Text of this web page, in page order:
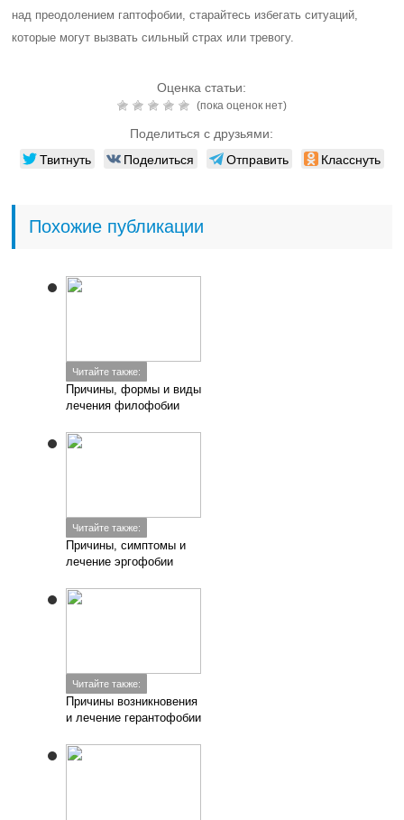
над преодолением гаптофобии, старайтесь избегать ситуаций,
которые могут вызвать сильный страх или тревогу.
Оценка статьи:
(пока оценок нет)
Поделиться с друзьями:
Твитнуть Поделиться Отправить Класснуть
Похожие публикации
Читайте также:
Причины, формы и виды
лечения филофобии
Читайте также:
Причины, симптомы и
лечение эргофобии
Читайте также:
Причины возникновения
и лечение герантофобии